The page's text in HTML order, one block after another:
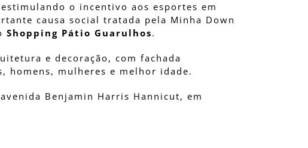
o incentivo aos esportes em
causa social tratada pela Minha Down
Shopping Pátio Guarulhos.
e decoração, com fachada
homens, mulheres e melhor idade.
Benjamin Harris Hannicut, em